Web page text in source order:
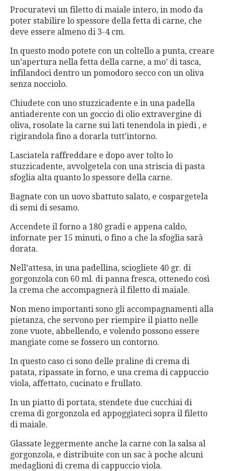
Procuratevi un filetto di maiale intero, in modo da
poter stabilire lo spessore della fetta di carne, che
deve essere almeno di 3-4 cm.
In questo modo potete con un coltello a punta, creare
un’apertura nella fetta della carne, a mo’ di tasca,
infilandoci dentro un pomodoro secco con un oliva
senza nocciolo.
Chiudete con uno stuzzicadente e in una padella
antiaderente con un goccio di olio extravergine di
oliva, rosolate la carne sui lati tenendola in piedi , e
rigirandola fino a dorarla tutt’intorno.
Lasciatela raffreddare e dopo aver tolto lo
stuzzicadente, avvolgetela con una striscia di pasta
sfoglia alta quanto lo spessore della carne.
Bagnate con un uovo sbattuto salato, e cospargetela
di semi di sesamo.
Accendete il forno a 180 gradi e appena caldo,
infornate per 15 minuti, o fino a che la sfoglia sarà
dorata.
Nell’attesa, in una padellina, sciogliete 40 gr. di
gorgonzola con 60 ml. di panna fresca, ottenedo così
la crema che accompagnerà il filetto di maiale.
Non meno importanti sono gli accompagnamenti alla
pietanza, che servono per riempire il piatto nelle
zone vuote, abbellendo, e volendo possono essere
mangiate come se fossero un contorno.
In questo caso ci sono delle praline di crema di
patata, ripassate in forno, e una crema di cappuccio
viola, affettato, cucinato e frullato.
In un piatto di portata, stendete due cucchiai di
crema di gorgonzola ed appoggiateci sopra il filetto
di maiale.
Glassate leggermente anche la carne con la salsa al
gorgonzola, e distribuite con un sac à poche alcuni
medaglioni di crema di cappuccio viola.